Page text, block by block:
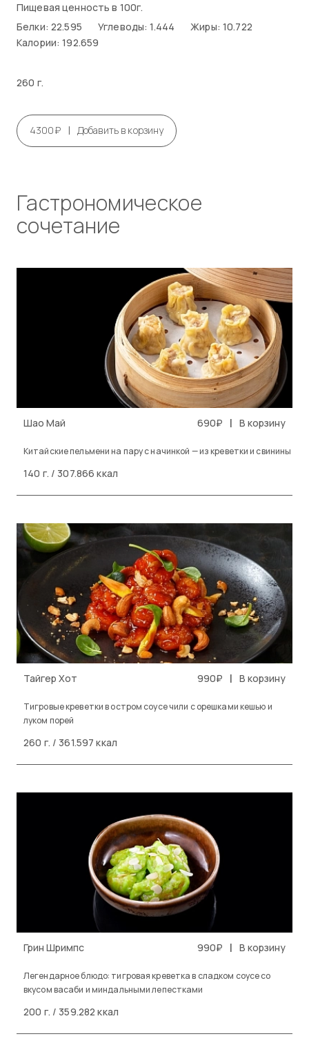
Пищевая ценность в 100г.
Белки: 22.595
Углеводы: 1.444
Жиры: 10.722
Калории: 192.659
260 г.
4300₽ | Добавить в корзину
Гастрономическое
сочетание
Шао Май 690₽ | В корзину
Китайские пельмени на пару с начинкой — из креветки и свинины
140 г. / 307.866 ккал
Тайгер Хот 990₽ | В корзину
Тигровые креветки в остром соусе чили с орешками кешью и
луком порей
260 г. / 361.597 ккал
Грин Шримпс 990₽ | В корзину
Легендарное блюдо: тигровая креветка в сладком соусе со
вкусом васаби и миндальными лепестками
200 г. / 359.282 ккал